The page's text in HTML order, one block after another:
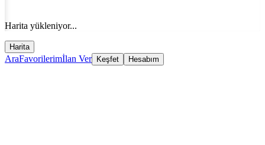
Harita yükleniyor...
Harita
AraFavorilerimİlan Ver Keşfet Hesabım